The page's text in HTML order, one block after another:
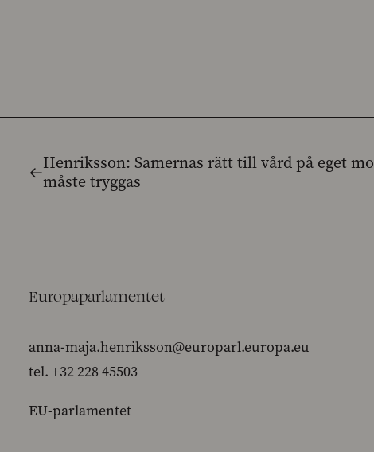
Henriksson: Samernas rätt till vård på eget
måste tryggas
Europaparlamentet
anna-maja.henriksson@europarl.europa.eu
tel. +32 228 45503
EU-parlamentet